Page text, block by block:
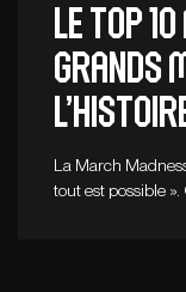
Le top
grands
La March
tout est possible